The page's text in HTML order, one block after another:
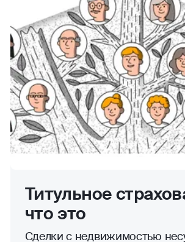
Ипотечное
недвижимости: как
работает